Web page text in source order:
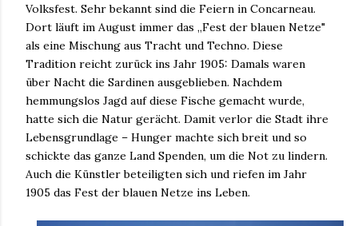
Volksfest. Sehr bekannt sind die Feiern in Concarneau.
Dort läuft im August immer das „Fest der blauen Netze"
als eine Mischung aus Tracht und Techno. Diese
Tradition reicht zurück ins Jahr 1905: Damals waren
über Nacht die Sardinen ausgeblieben. Nachdem
hemmungslos Jagd auf diese Fische gemacht wurde,
hatte sich die Natur gerächt. Damit verlor die Stadt ihre
Lebensgrundlage – Hunger machte sich breit und so
schickte das ganze Land Spenden, um die Not zu lindern.
Auch die Künstler beteiligten sich und riefen im Jahr
1905 das Fest der blauen Netze ins Leben.